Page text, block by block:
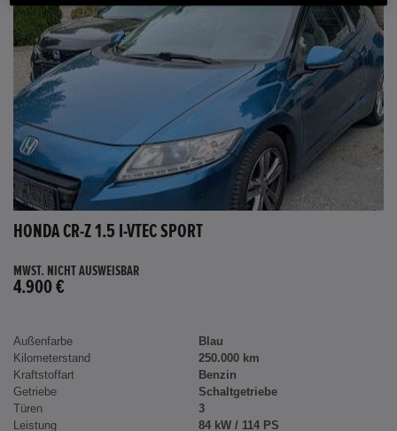
HONDA CR-Z 1.5 I-VTEC SPORT
MWST. NICHT AUSWEISBAR
4.900 €
Außenfarbe
Blau
Kilometerstand
250.000 km
Kraftstoffart
Benzin
Getriebe
Schaltgetriebe
Türen
3
Leistung
84 kW / 114 PS